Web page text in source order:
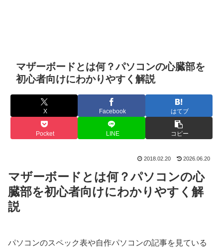
マザーボードとは何？パソコンの心臓部を
初心者向けにわかりやすく解説
X Facebook はてブ
Pocket LINE コピー
2018.02.20 2026.06.20
マザーボードとは何？パソコンの心
臓部を初心者向けにわかりやすく解
説
パソコンのスペック表や自作パソコンの記事を見ている